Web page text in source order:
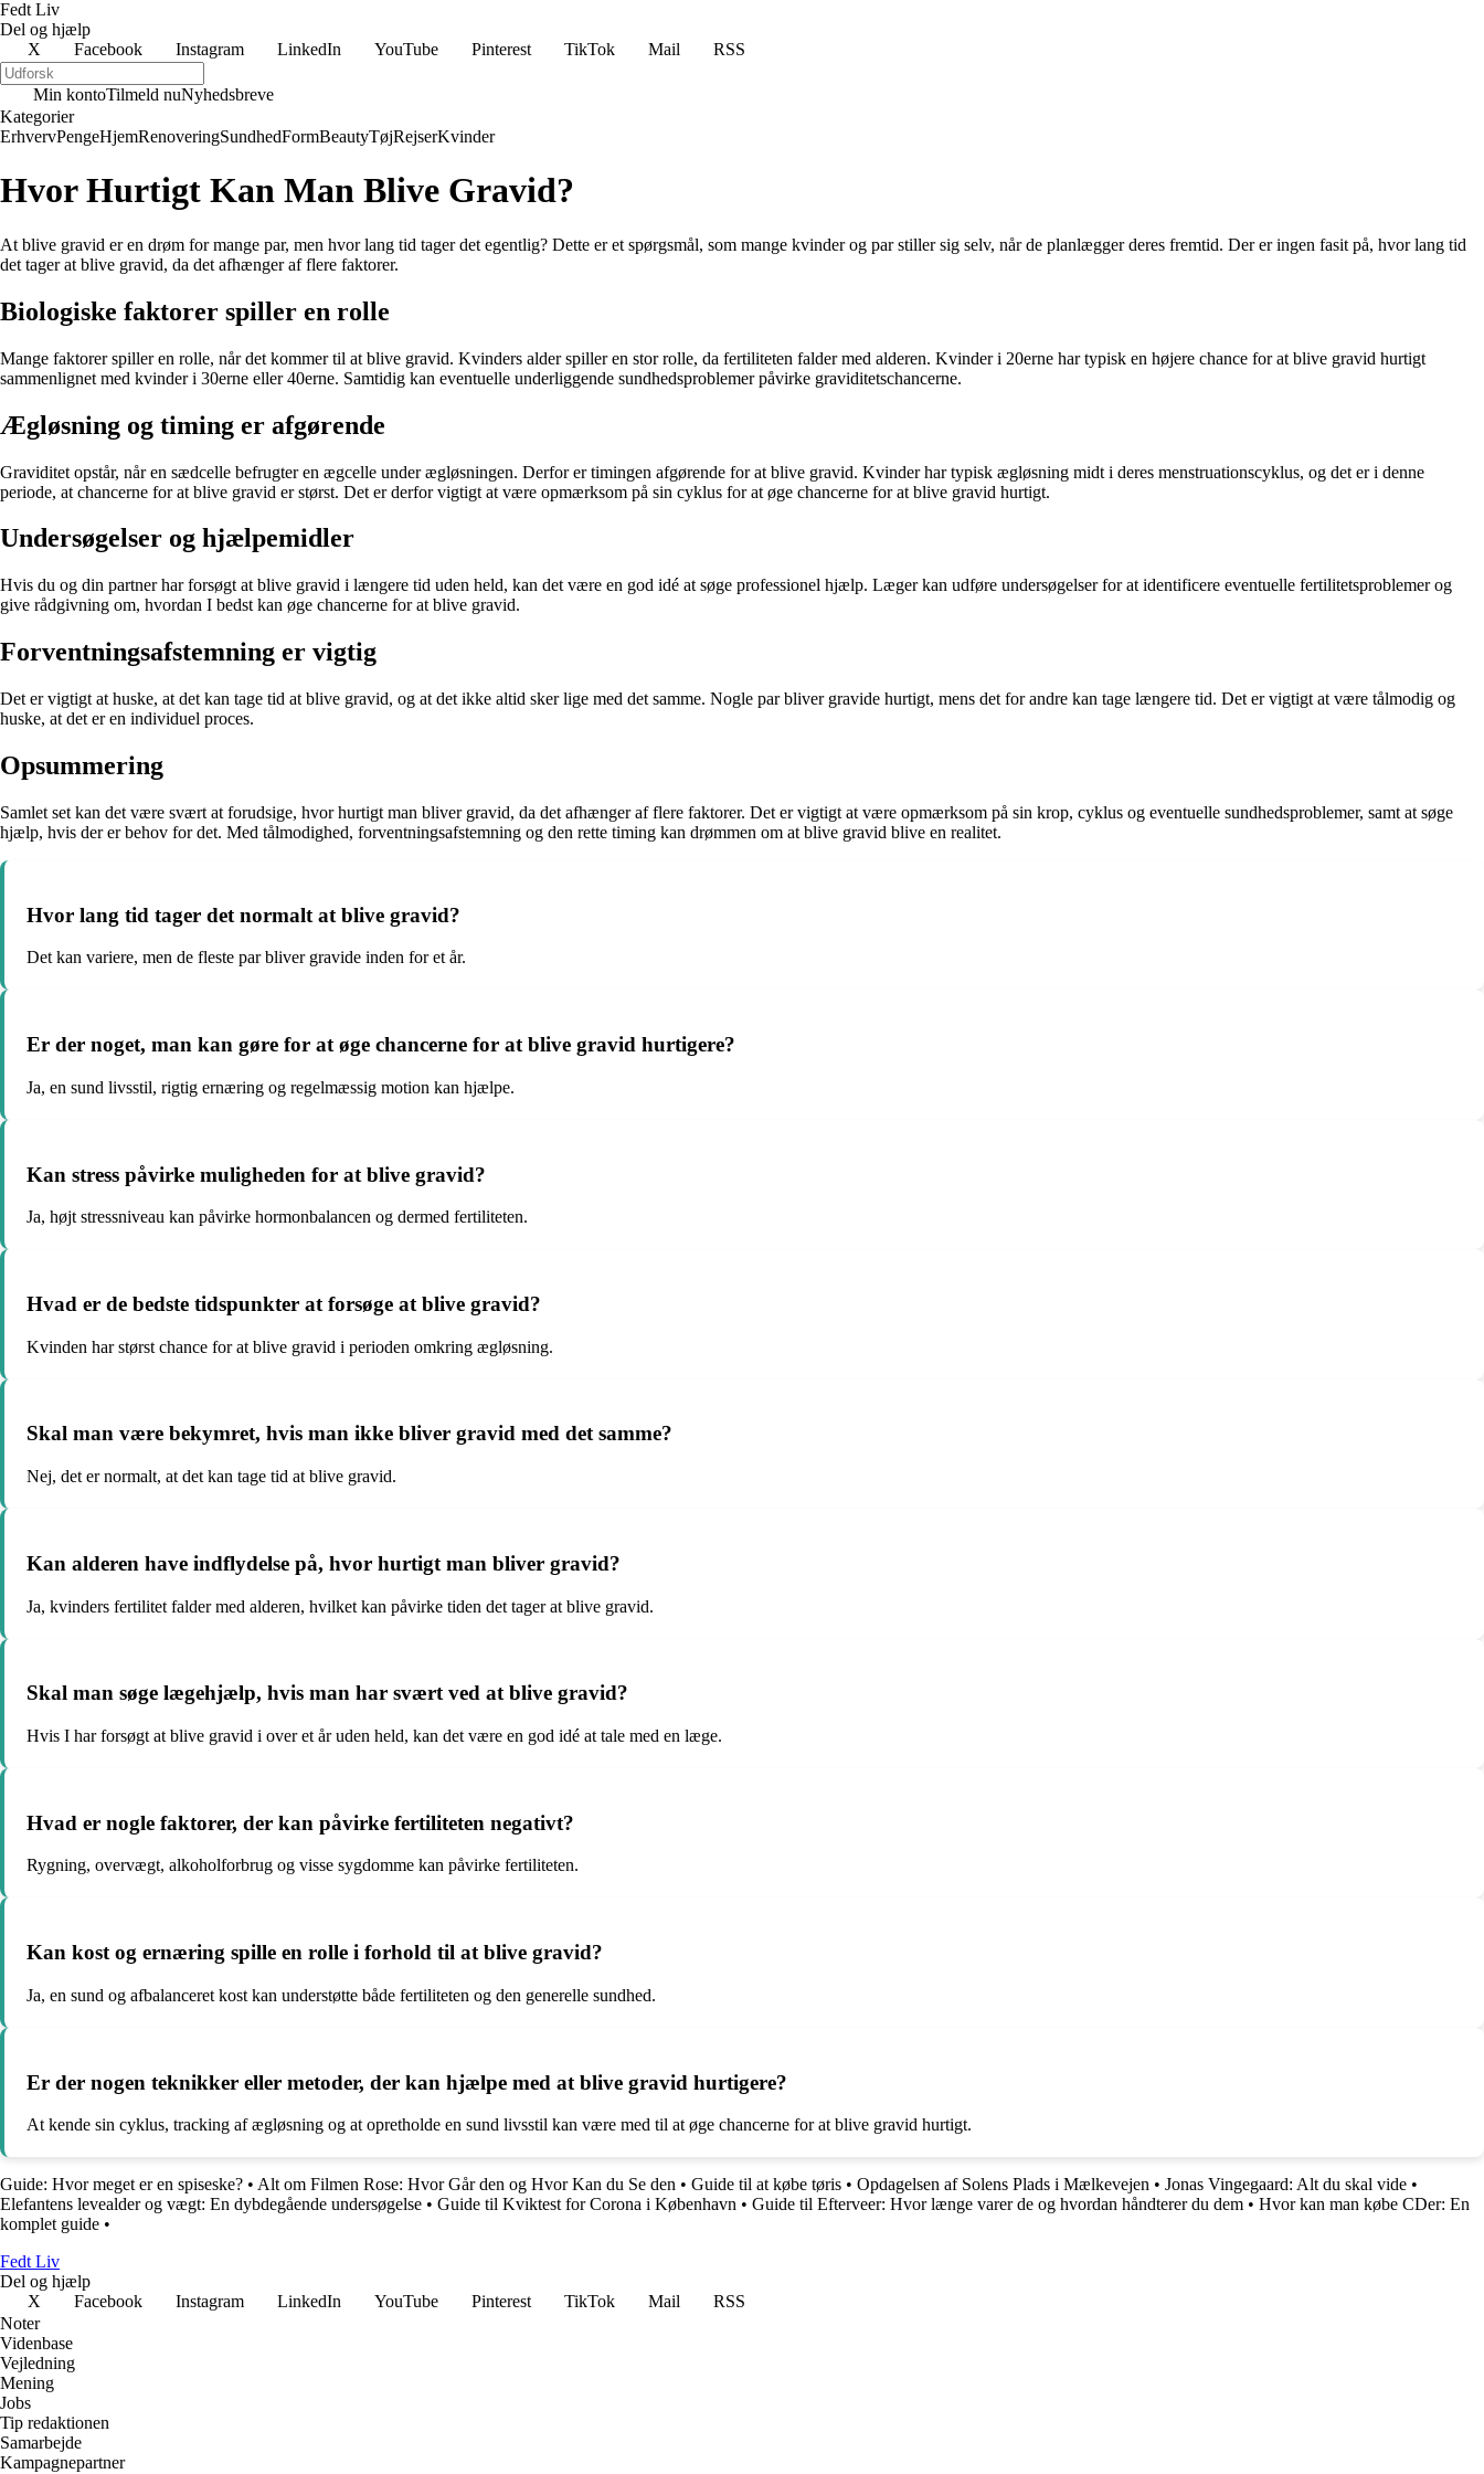
Fedt Liv
Del og hjælp
X
Facebook Instagram LinkedIn YouTube Pinterest TikTok Mail RSS
Min kontoTilmeld nuNyhedsbreve
Kategorier
ErhvervPengeHjemRenoveringSundhedFormBeautyTøjRejserKvinder
Hvor Hurtigt Kan Man Blive Gravid?
At blive gravid er en drøm for mange par, men hvor lang tid tager det egentlig? Dette er et spørgsmål, som mange kvinder og par stiller sig selv, når de planlægger deres fremtid. Der er ingen fasit på, hvor lang tid
det tager at blive gravid, da det afhænger af flere faktorer.
Biologiske faktorer spiller en rolle
Mange faktorer spiller en rolle, når det kommer til at blive gravid. Kvinders alder spiller en stor rolle, da fertiliteten falder med alderen. Kvinder i 20erne har typisk en højere chance for at blive gravid hurtigt
sammenlignet med kvinder i 30erne eller 40erne. Samtidig kan eventuelle underliggende sundhedsproblemer påvirke graviditetschancerne.
Ægløsning og timing er afgørende
Graviditet opstår, når en sædcelle befrugter en ægcelle under ægløsningen. Derfor er timingen afgørende for at blive gravid. Kvinder har typisk ægløsning midt i deres menstruationscyklus, og det er i denne
periode, at chancerne for at blive gravid er størst. Det er derfor vigtigt at være opmærksom på sin cyklus for at øge chancerne for at blive gravid hurtigt.
Undersøgelser og hjælpemidler
Hvis du og din partner har forsøgt at blive gravid i længere tid uden held, kan det være en god idé at søge professionel hjælp. Læger kan udføre undersøgelser for at identificere eventuelle fertilitetsproblemer og
give rådgivning om, hvordan I bedst kan øge chancerne for at blive gravid.
Forventningsafstemning er vigtig
Det er vigtigt at huske, at det kan tage tid at blive gravid, og at det ikke altid sker lige med det samme. Nogle par bliver gravide hurtigt, mens det for andre kan tage længere tid. Det er vigtigt at være tålmodig og
huske, at det er en individuel proces.
Opsummering
Samlet set kan det være svært at forudsige, hvor hurtigt man bliver gravid, da det afhænger af flere faktorer. Det er vigtigt at være opmærksom på sin krop, cyklus og eventuelle sundhedsproblemer, samt at søge
hjælp, hvis der er behov for det. Med tålmodighed, forventningsafstemning og den rette timing kan drømmen om at blive gravid blive en realitet.
Hvor lang tid tager det normalt at blive gravid?
Det kan variere, men de fleste par bliver gravide inden for et år.
Er der noget, man kan gøre for at øge chancerne for at blive gravid hurtigere?
Ja, en sund livsstil, rigtig ernæring og regelmæssig motion kan hjælpe.
Kan stress påvirke muligheden for at blive gravid?
Ja, højt stressniveau kan påvirke hormonbalancen og dermed fertiliteten.
Hvad er de bedste tidspunkter at forsøge at blive gravid?
Kvinden har størst chance for at blive gravid i perioden omkring ægløsning.
Skal man være bekymret, hvis man ikke bliver gravid med det samme?
Nej, det er normalt, at det kan tage tid at blive gravid.
Kan alderen have indflydelse på, hvor hurtigt man bliver gravid?
Ja, kvinders fertilitet falder med alderen, hvilket kan påvirke tiden det tager at blive gravid.
Skal man søge lægehjælp, hvis man har svært ved at blive gravid?
Hvis I har forsøgt at blive gravid i over et år uden held, kan det være en god idé at tale med en læge.
Hvad er nogle faktorer, der kan påvirke fertiliteten negativt?
Rygning, overvægt, alkoholforbrug og visse sygdomme kan påvirke fertiliteten.
Kan kost og ernæring spille en rolle i forhold til at blive gravid?
Ja, en sund og afbalanceret kost kan understøtte både fertiliteten og den generelle sundhed.
Er der nogen teknikker eller metoder, der kan hjælpe med at blive gravid hurtigere?
At kende sin cyklus, tracking af ægløsning og at opretholde en sund livsstil kan være med til at øge chancerne for at blive gravid hurtigt.
Guide: Hvor meget er en spiseske? • Alt om Filmen Rose: Hvor Går den og Hvor Kan du Se den • Guide til at købe tøris • Opdagelsen af Solens Plads i Mælkevejen • Jonas Vingegaard: Alt du skal vide •
Elefantens levealder og vægt: En dybdegående undersøgelse • Guide til Kviktest for Corona i København • Guide til Efterveer: Hvor længe varer de og hvordan håndterer du dem • Hvor kan man købe CDer: En
komplet guide •
Fedt Liv
Del og hjælp
X
Facebook Instagram LinkedIn YouTube Pinterest TikTok Mail
RSS
Noter
Videnbase
Vejledning
Mening
Jobs
Tip redaktionen
Samarbejde
Kampagnepartner